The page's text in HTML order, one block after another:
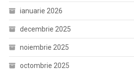
ianuarie 2026
decembrie 2025
noiembrie 2025
octombrie 2025